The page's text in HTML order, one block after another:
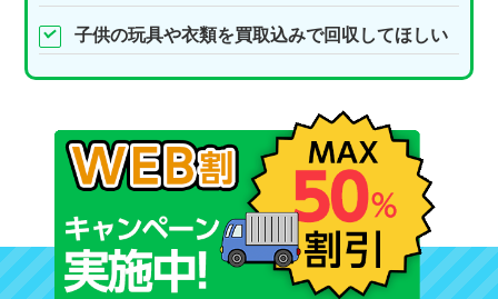
子供の玩具や衣類を買取込みで回収してほしい